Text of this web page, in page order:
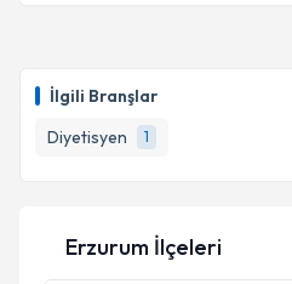
İlgili Branşlar
Diyetisyen
1
takvim hazırlandığında e-
E-posta Adresiniz
Kişisel verilerimin
Erzurum İlçeleri